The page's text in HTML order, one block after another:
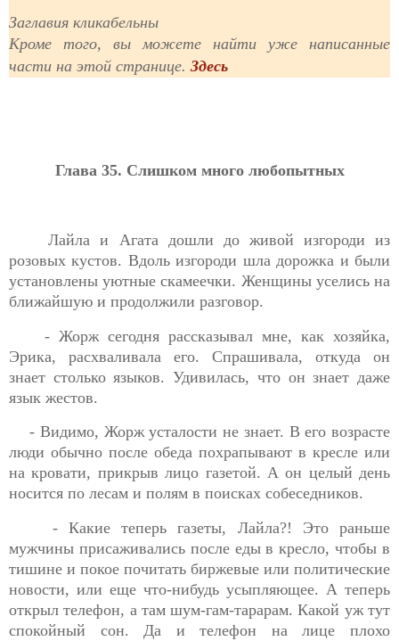
Заглавия кликабельны
Кроме того, вы можете найти уже написанные
части на этой странице. Здесь
Глава 35. Слишком много любопытных
Лайла и Агата дошли до живой изгороди из
розовых кустов. Вдоль изгороди шла дорожка и были
установлены уютные скамеечки. Женщины уселись на
ближайшую и продолжили разговор.
- Жорж сегодня рассказывал мне, как хозяйка,
Эрика, расхваливала его. Спрашивала, откуда он
знает столько языков. Удивилась, что он знает даже
язык жестов.
- Видимо, Жорж усталости не знает. В его возрасте
люди обычно после обеда похрапывают в кресле или
на кровати, прикрыв лицо газетой. А он целый день
носится по лесам и полям в поисках собеседников.
- Какие теперь газеты, Лайла?! Это раньше
мужчины присаживались после еды в кресло, чтобы в
тишине и покое почитать биржевые или политические
новости, или еще что-нибудь усыпляющее. А теперь
открыл телефон, а там шум-гам-тарарам. Какой уж тут
спокойный сон. Да и телефон на лице плохо